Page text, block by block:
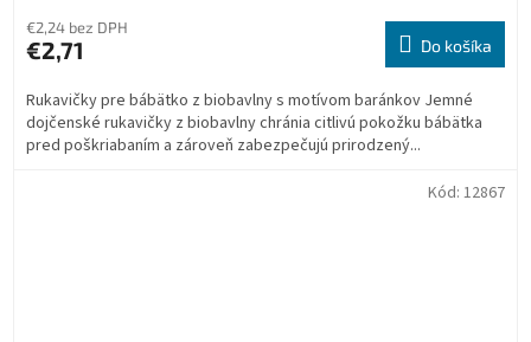
€2,24 bez DPH
€2,71 Do košíka
Rukavičky pre bábätko z biobavlny s motívom baránkov Jemné
dojčenské rukavičky z biobavlny chránia citlivú pokožku bábätka
pred poškriabaním a zároveň zabezpečujú prirodzený...
Kód: 12867